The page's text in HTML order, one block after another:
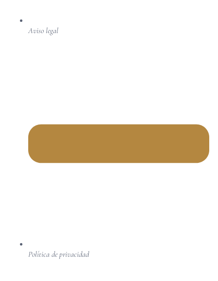
Aviso legal
Política de privacidad